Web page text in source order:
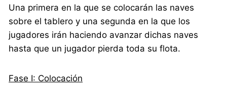
Una primera en la que se colocarán las naves
sobre el tablero y una segunda en la que los
jugadores irán haciendo avanzar dichas naves
hasta que un jugador pierda toda su flota.
Fase I: Colocación